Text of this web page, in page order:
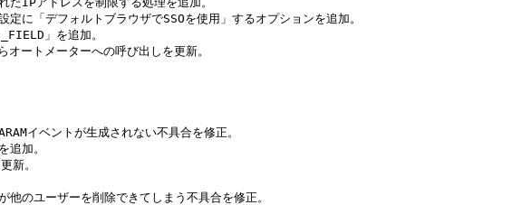
「デフォルトブラウザでSSOを使用」するオプションを追加。
」を追加。
トメーターへの呼び出しを更新。
イベントが生成されない不具合を修正。
加。
新。
ユーザーを削除できてしまう不具合を修正。